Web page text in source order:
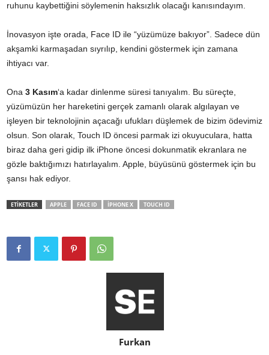
ruhunu kaybettiğini söylemenin haksızlık olacağı kanısındayım.
İnovasyon işte orada, Face ID ile “yüzümüze bakıyor”. Sadece dün
akşamki karmaşadan sıyrılıp, kendini göstermek için zamana
ihtiyacı var.
Ona 3 Kasım‘a kadar dinlenme süresi tanıyalım. Bu süreçte,
yüzümüzün her hareketini gerçek zamanlı olarak algılayan ve
işleyen bir teknolojinin açacağı ufukları düşlemek de bizim ödevimiz
olsun. Son olarak, Touch ID öncesi parmak izi okuyuculara, hatta
biraz daha geri gidip ilk iPhone öncesi dokunmatik ekranlara ne
gözle baktığımızı hatırlayalım. Apple, büyüsünü göstermek için bu
şansı hak ediyor.
ETİKETLER APPLE FACE ID IPHONE X TOUCH ID
Furkan